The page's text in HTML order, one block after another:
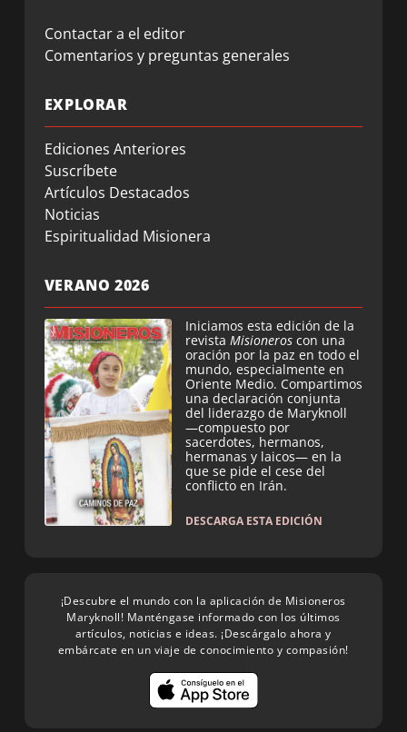
Contactar a el editor
Comentarios y preguntas generales
EXPLORAR
Ediciones Anteriores
Suscríbete
Artículos Destacados
Noticias
Espiritualidad Misionera
VERANO 2026
Iniciamos esta edición de la
revista Misioneros con una
oración por la paz en todo el
mundo, especialmente en
Oriente Medio. Compartimos
una declaración conjunta
del liderazgo de Maryknoll
—compuesto por
sacerdotes, hermanos,
hermanas y laicos— en la
que se pide el cese del
conflicto en Irán.
DESCARGA ESTA EDICIÓN
¡Descubre el mundo con la aplicación de Misioneros
Maryknoll! Manténgase informado con los últimos
artículos, noticias e ideas. ¡Descárgalo ahora y
embárcate en un viaje de conocimiento y compasión!